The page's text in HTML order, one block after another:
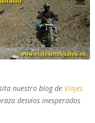
nuestro blog de Viajes
desvíos inesperados